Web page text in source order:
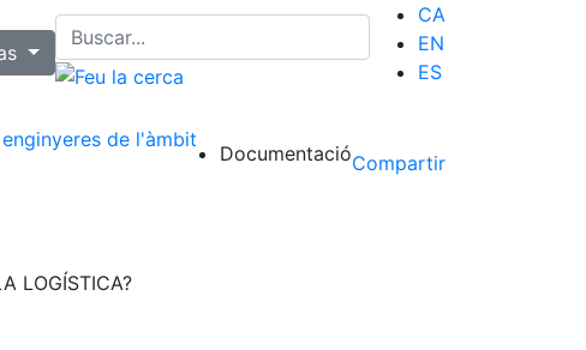
CA
EN
ES
de l'àmbit
DocumentacióCompartir
LOGÍSTICA?